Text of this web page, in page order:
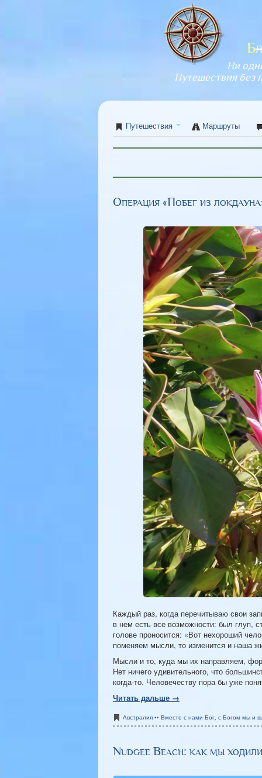
Бл
Ни
Путешествия без
Путешествия Маршруты
Операция «Побег из
Каждый раз, когда перечитываю свои
в нем есть все возможности: был глуп,
голове проносится: «Вот нехороший
поменяем мысли, то изменится и наша
Мысли и то, куда мы их направляем,
Нет ничего удивительного, что
когда-то. Человечеству пора бы уже
Читать дальше →
Австралия •• Вместе с нами Бог, с Богом мы и
Nudgee Beach: как мы